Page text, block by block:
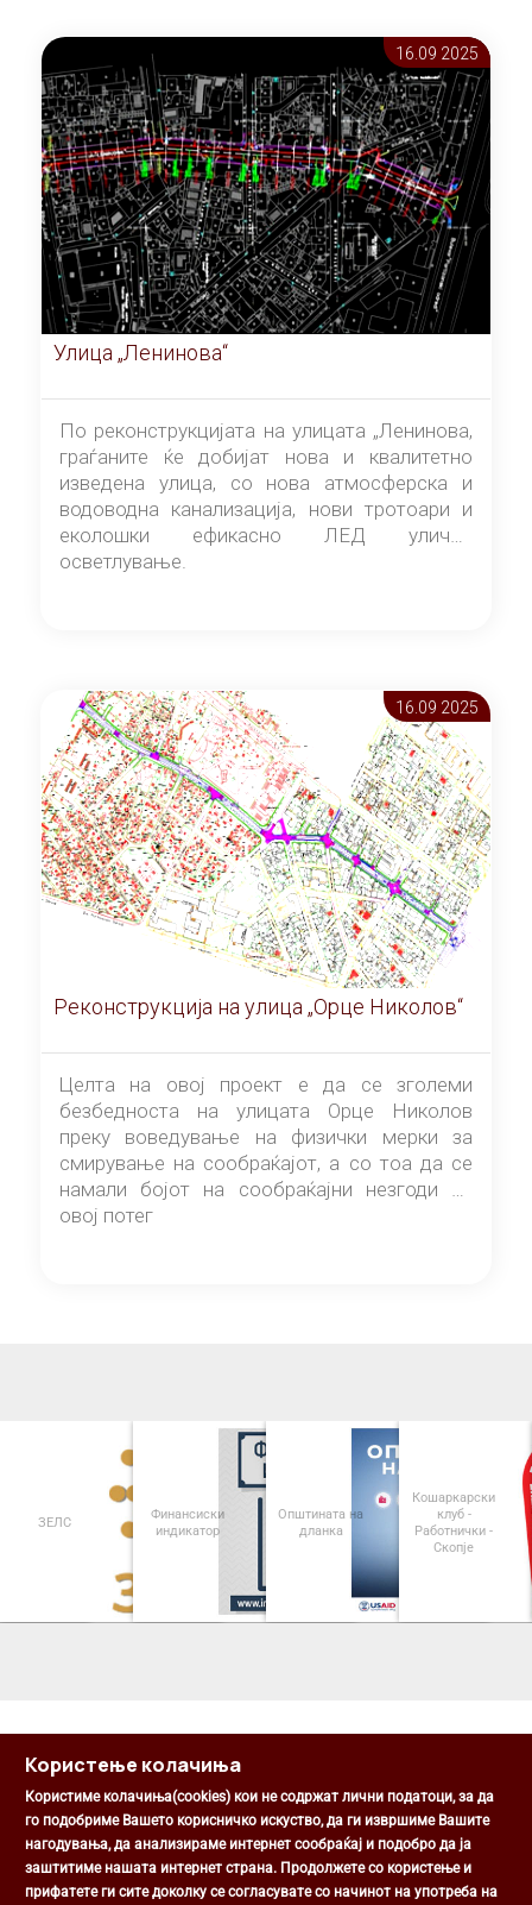
16.09 2025
Улица „Ленинова“
По реконструкцијата на улицата „Ленинова,
граѓаните ќе добијат нова и квалитетно
изведена улица, со нова атмосферска и
водоводна канализација, нови тротоари и
еколошки ефикасно ЛЕД улично
осветлување.
16.09 2025
Реконструкција на улица „Орце Николов“
Целта на овој проект е да се зголеми
безбедноста на улицата Орце Николов
преку воведување на физички мерки за
смирување на сообраќајот, а со тоа да се
намали бојот на сообраќајни незгоди на
овој потег
ЗЕЛС
Финансиски
индикатор
Општината на
дланка
Кошаркарски
клуб -
Работнички -
Скопје
Општина Центар
Михаил Цоков бр. 1, Скопје
Користење колачиња
Користиме колачиња(cookies) кои не содржат лични податоци, за да
го подобриме Вашето корисничко искуство, да ги извршиме Вашите
нагодувања, да анализираме интернет сообраќај и подобро да ја
заштитиме нашата интернет страна. Продолжете со користење и
прифатете ги сите доколку се согласувате со начинот на употреба на